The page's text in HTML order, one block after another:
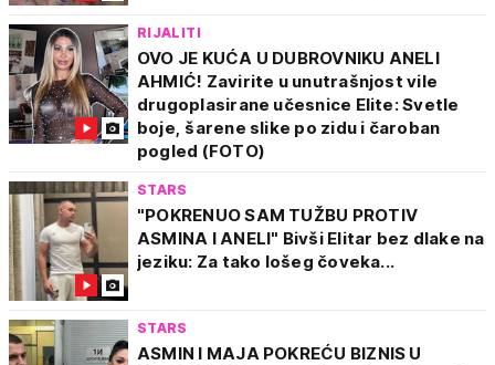
RIJALITI
OVO JE KUĆA U DUBROVNIKU ANELI
AHMIĆ! Zavirite u unutrašnjost vile
drugoplasirane učesnice Elite: Svetle
boje, šarene slike po zidu i čaroban
pogled (FOTO)
STARS
"POKRENUO SAM TUŽBU PROTIV
ASMINA I ANELI" Bivši Elitar bez dlake na
jeziku: Za tako lošeg čoveka...
STARS
ASMIN I MAJA POKREĆU BIZNIS U